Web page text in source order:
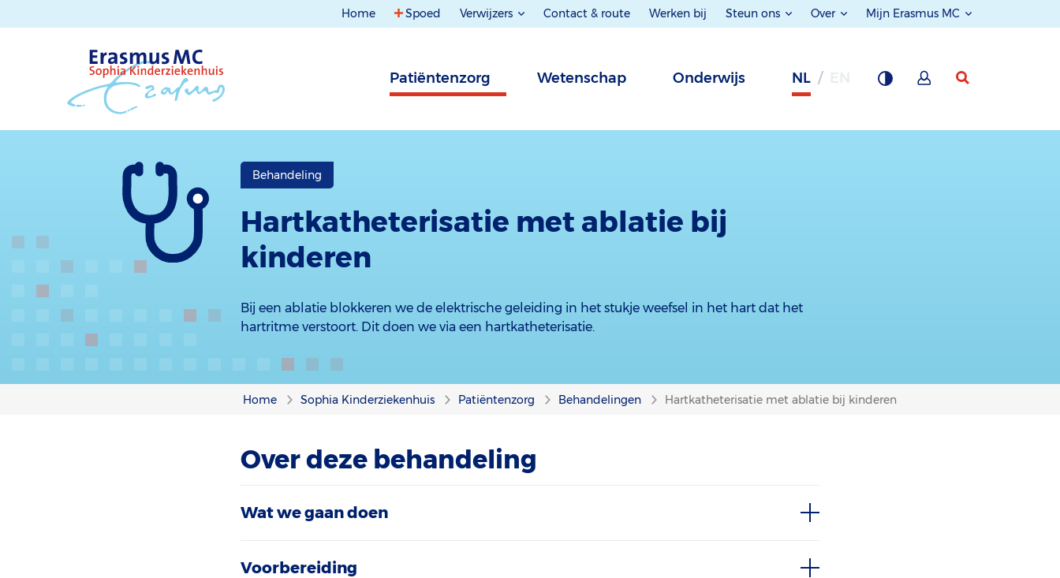
Home Spoed Verwijzers Contact & route Werken bij Steun ons Over Mijn Erasmus MC
Patiëntenzorg Wetenschap Onderwijs NL
Behandeling
Hartkatheterisatie met ablatie bij
kinderen
Bij een ablatie blokkeren we de elektrische geleiding in het stukje weefsel in het hart dat het
hartritme verstoort. Dit doen we via een hartkatheterisatie.
Home Sophia Kinderziekenhuis Patiëntenzorg Behandelingen Hartkatheterisatie met ablatie bij kinderen
Over deze behandeling
Wat we gaan doen
Voorbereiding